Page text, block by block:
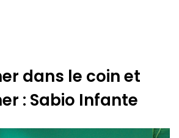
dans le coin et
: Sabio Infante